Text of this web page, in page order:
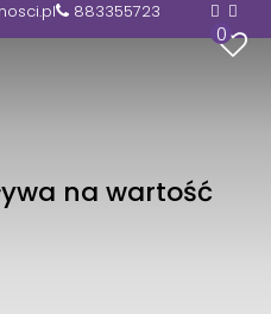
883355723
0
na wartość